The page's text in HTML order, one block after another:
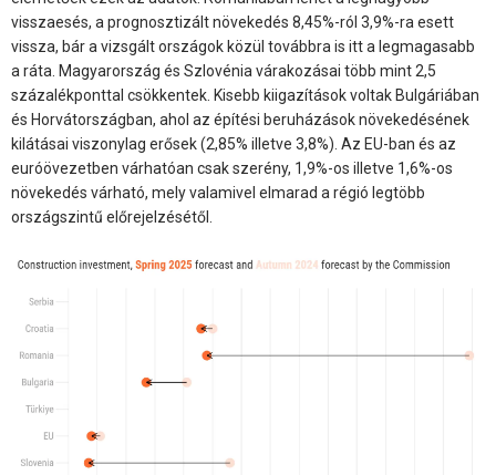
visszaesés, a prognosztizált növekedés 8,45%-ról 3,9%-ra esett
vissza, bár a vizsgált országok közül továbbra is itt a legmagasabb
a ráta. Magyarország és Szlovénia várakozásai több mint 2,5
százalékponttal csökkentek. Kisebb kiigazítások voltak Bulgáriában
és Horvátországban, ahol az építési beruházások növekedésének
kilátásai viszonylag erősek (2,85% illetve 3,8%). Az EU-ban és az
euróövezetben várhatóan csak szerény, 1,9%-os illetve 1,6%-os
növekedés várható, mely valamivel elmarad a régió legtöbb
országszintű előrejelzésétől.